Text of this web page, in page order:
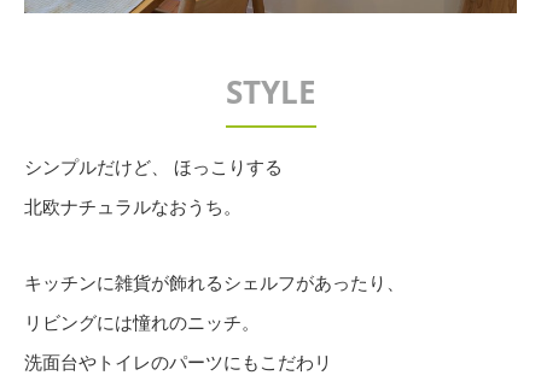
STYLE
シンプルだけど、 ほっこりする
北欧ナチュラルなおうち。
キッチンに雑貨が飾れるシェルフがあったり、
リビングには憧れのニッチ。
洗面台やトイレのパーツにもこだわリ